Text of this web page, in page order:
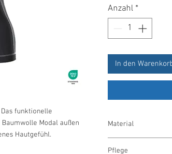
funktionelle
Modal außen
Hautgefühl.
Anzahl *
In den
Material
Pflege